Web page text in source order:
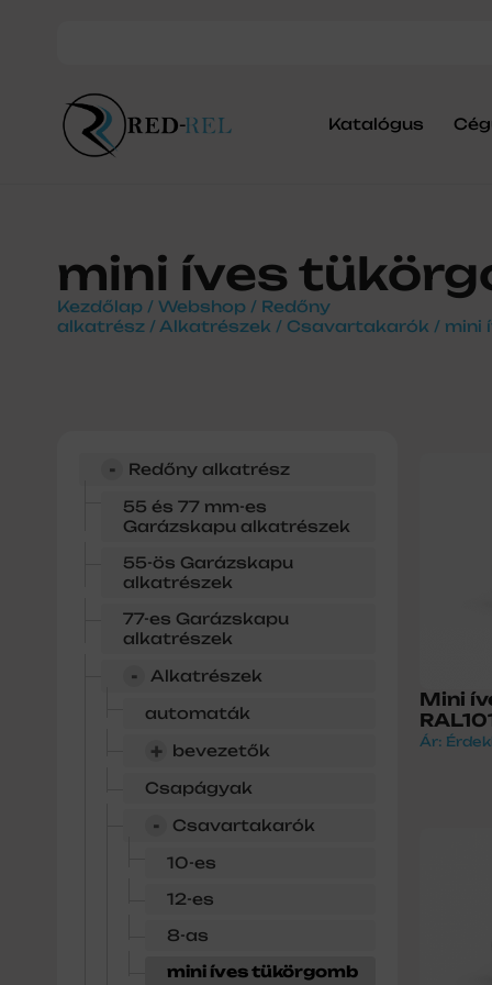
Katalógus
mini íves
Kezdőlap / Webshop / Redőny
alkatrész / Alkatrészek / Csavartakarók / mini
-
Redőny alkatrész
55 és 77 mm-es
Garázskapu alkatrészek
55-ös Garázskapu
alkatrészek
77-es Garázskapu
alkatrészek
-
Alkatrészek
automaták
+
bevezetők
Csapágyak
-
Csavartakarók
10-es
12-es
8-as
mini íves tükörgomb
Mini
Ár: